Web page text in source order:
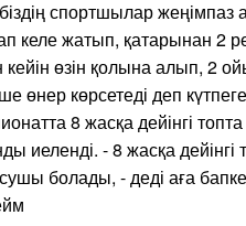
спортшылар
келе жатып, қатарынан 2
өзін қолына алып, 2
өнер көрсетеді деп
8 жасқа дейінгі
иеленді. - 8 жасқа
болады, - деді аға